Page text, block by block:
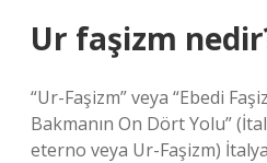
Ur faşizm
“Ur-Faşizm” veya “Ebedi
Bakmanın On Dört Yolu”
eterno veya Ur-Faşizm)